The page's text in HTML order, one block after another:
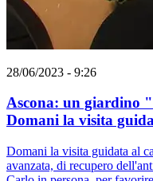
28/06/2023 - 9:26
Ascona: un giardino
Domani la visita
Domani la visita guidata al
avanzata, di recupero